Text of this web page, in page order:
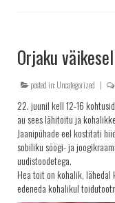
Orjaku
posted in:Uncategorized |
22. juunil kell 12-16
au sees lähitoitu ja
Jaanipühade eel kostitati
sobiliku söögi- ja
uudistoodetega.
Hea toit on kohalik, lähedal
edeneda kohalikul